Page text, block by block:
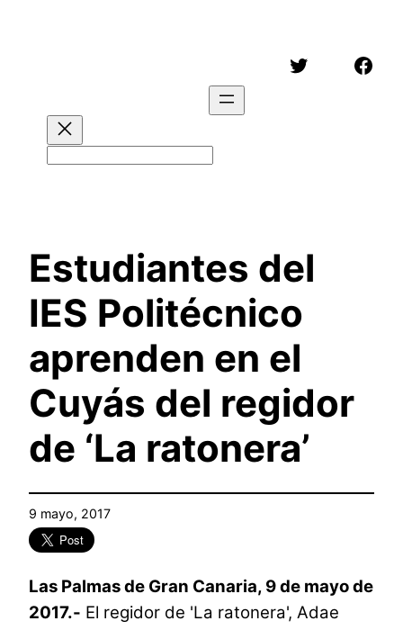
Twitter
Estudiantes del
IES Politécnico
aprenden en el
Cuyás del regidor
de ‘La ratonera’
9 mayo, 2017
Las Palmas de Gran Canaria, 9 de mayo de
2017.- El regidor de 'La ratonera', Adae